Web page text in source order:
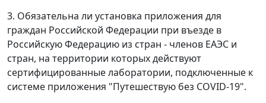
3. Обязательна ли установка приложения для
граждан Российской Федерации при въезде в
Российскую Федерацию из стран - членов ЕАЭС и
стран, на территории которых действуют
сертифицированные лаборатории, подключенные к
системе приложения "Путешествую без COVID-19".